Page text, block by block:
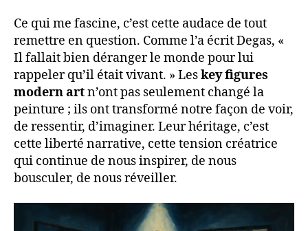
Ce qui me fascine, c’est cette audace de tout
remettre en question. Comme l’a écrit Degas, «
Il fallait bien déranger le monde pour lui
rappeler qu’il était vivant. » Leskey figures
modern artn’ont pas seulement changé la
peinture ; ils ont transformé notre façon de voir,
de ressentir, d’imaginer. Leur héritage, c’est
cette liberté narrative, cette tension créatrice
qui continue de nous inspirer, de nous
bousculer, de nous réveiller.